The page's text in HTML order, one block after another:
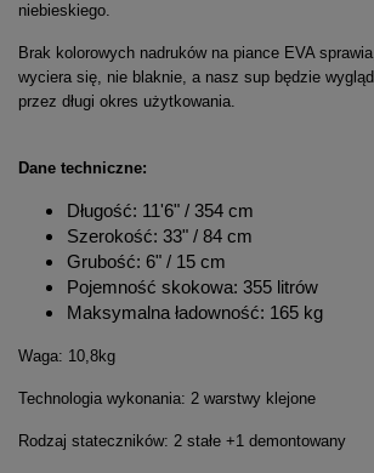
niebieskiego.
Brak kolorowych nadruków na piance EVA
wyciera się, nie blaknie, a nasz sup będzie
przez długi okres użytkowania.
Dane techniczne:
Długość: 11'6" / 354 cm
Szerokość: 33" / 84 cm
Grubość: 6" / 15 cm
Pojemność skokowa: 355 litrów
Maksymalna ładowność: 165 kg
Waga: 10,8kg
Technologia wykonania: 2 warstwy klejone
Rodzaj stateczników: 2 stałe +1 demontowany